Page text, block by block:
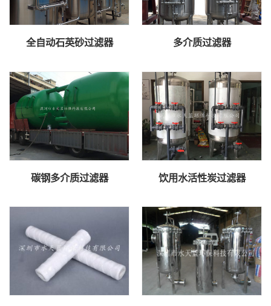
全自动石英砂过滤器 多介质过滤器
碳钢多介质过滤器 饮用水活性炭过滤器